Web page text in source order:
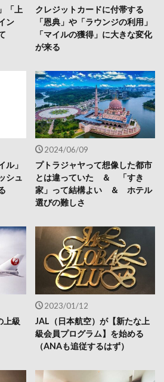
「上
ン
クレジットカードに付帯する
「恩典」や「ラウンジの利用」
「マイルの獲得」に大きな変化
が来る
ル」
シュ
2024/06/09
プトラジャヤって想像した都市
とは違っていた ＆ 「すき
家」って結構よい ＆ ホテル
選びの難しさ
上級
2023/01/12
JAL（日本航空）が【新たな上
級会員プログラム】を始める
（ANAも追従するはず）